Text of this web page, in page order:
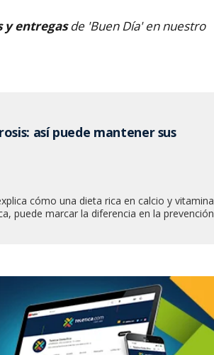
y entregasde 'Buen Día' en nuestro
así puede mantener sus
cómo una dieta rica en calcio y vitamina
puede marcar la diferencia en la prevención